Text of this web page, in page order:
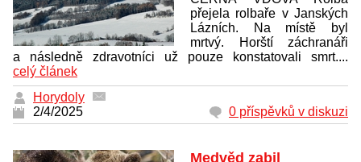
přejela rolbaře v Janských
Lázních. Na místě byl
mrtvý. Horští záchranáři
a následně zdravotníci už pouze konstatovali smrt....
celý článek
Horydoly
2/4/2025
0 příspěvků v diskuzi
Medvěd zabil